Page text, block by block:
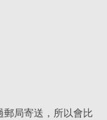
局寄送，所以會比